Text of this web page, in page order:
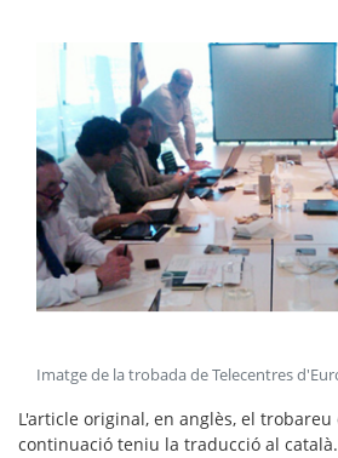
Imatge de la trobada de Telecentres
L'article original, en anglès, el trobareu
continuació teniu la traducció al català.